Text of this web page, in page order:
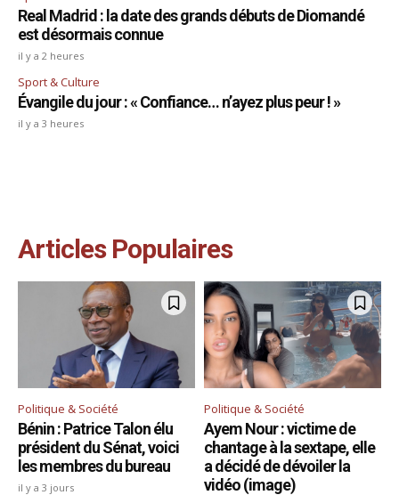
Real Madrid : la date des grands débuts de Diomandé
est désormais connue
il y a 2 heures
Sport & Culture
Évangile du jour : « Confiance… n’ayez plus peur ! »
il y a 3 heures
Articles Populaires
Politique & Société
Bénin : Patrice Talon élu
président du Sénat, voici
les membres du bureau
il y a 3 jours
Politique & Société
Ayem Nour : victime de
chantage à la sextape, elle
a décidé de dévoiler la
vidéo (image)